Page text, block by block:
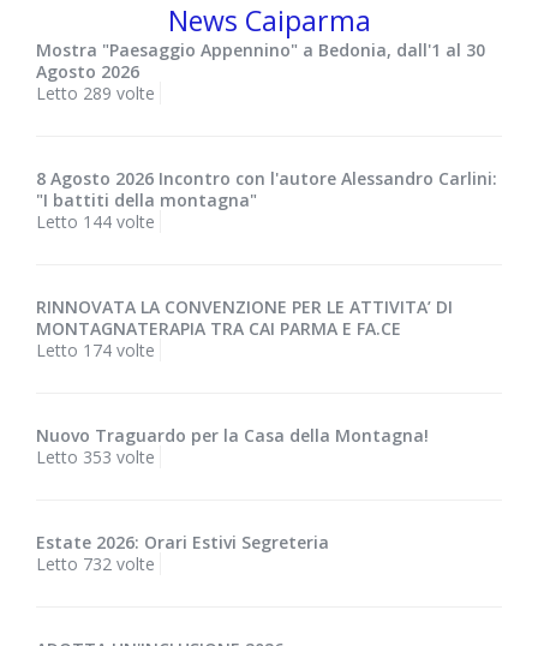
News Caiparma
Mostra "Paesaggio Appennino" a Bedonia, dall'1 al 30
Agosto 2026
Letto 289 volte
8 Agosto 2026 Incontro con l'autore Alessandro Carlini:
"I battiti della montagna"
Letto 144 volte
RINNOVATA LA CONVENZIONE PER LE ATTIVITA’ DI
MONTAGNATERAPIA TRA CAI PARMA E FA.CE
Letto 174 volte
Nuovo Traguardo per la Casa della Montagna!
Letto 353 volte
Estate 2026: Orari Estivi Segreteria
Letto 732 volte